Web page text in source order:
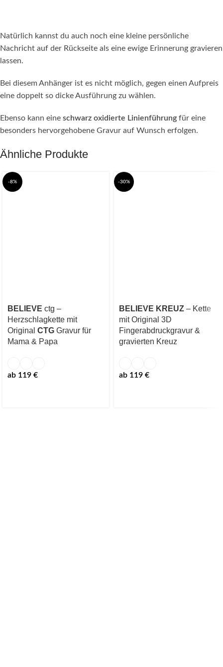
Natürlich kannst du auch noch eine kleine persönliche
Nachricht auf der Rückseite als eine ewige Erinnerung gravieren
lassen.
Bei diesem Anhänger ist es nicht möglich, gegen einen Aufpreis
eine doppelt so dicke Ausführung zu wählen.
Ebenso kann eine schwarz oxidierte Linienführung für eine
besonders hervorgehobene Gravur auf Wunsch erfolgen.
Ähnliche Produkte
-8%
BELIEVE ctg –
Herzschlagkette mit
Original CTG Gravur für
Mama & Papa
ab 119 €
-30%
BELIEVE KREUZ – Kette
mit Original 3D
Fingerabdruckgravur &
gravierten Kreuz
ab 119 €